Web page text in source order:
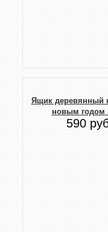
Ящик деревянный
новым годом
590